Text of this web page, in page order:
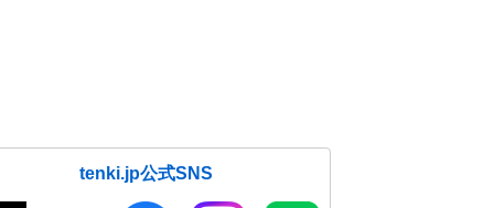
tenki.jp公式SNS